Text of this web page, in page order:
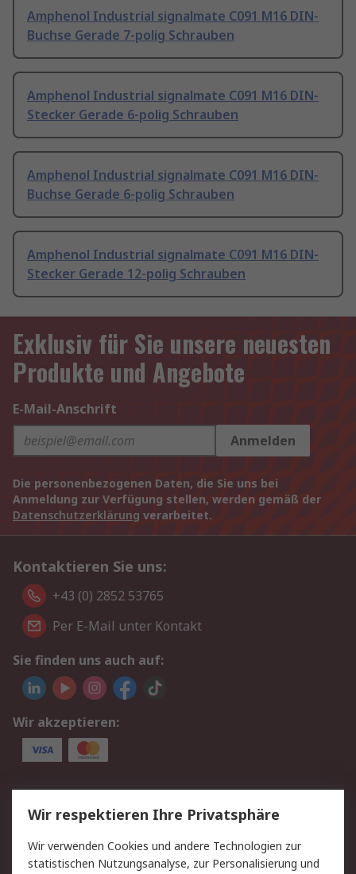
Amphenol Industrial signalmate C091 M16 DIN-
Buchse Gerade 7-polig Schrauben
Amphenol Industrial signalmate C091 M16 DIN-
Stecker Gerade 6-polig Schrauben
Amphenol Industrial signalmate C091 M16 DIN-
Buchse Gerade 6-polig Schrauben
Amphenol Industrial signalmate C091 M16 DIN-
Stecker Gerade 12-polig Schrauben
Exklusiv für Sie unsere neuesten
Produkte und Angebote
E-Mail-Anschrift
Anmelden
Die personenbezogenen Daten, die Sie uns bei
Anmeldung zur Verfügung stellen, werden gemäß der
Datenschutzerklärung verarbeitet.
Kontaktieren Sie uns:
+43 (0) 2852 53765
Per E-Mail unter Kontakt
Sie finden uns auch auf:
Wir akzeptieren:
Service
Value Added Services
Lieferlösungen
Rücksendung/Entsorgung Kontakt
Hilfe
Wir respektieren Ihre Privatsphäre
Wir verwenden Cookies und andere Technologien zur
statistischen Nutzungsanalyse, zur Personalisierung und